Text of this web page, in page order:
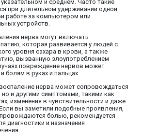
и среднем. Часто такие
при длительном удерживании одной
работе за компьютером или
устройств.
нерва могут включать
которая развивается у людей с
уровня сахара в крови, а также
вызванную злоупотреблением
повреждение нервов может
болям в руках и пальцах.
нерва может сопровождаться
и другими симптомами, такими как
изменения в чувствительности и даже
вы заметили подобные проявления,
болью, рекомендуется
диагностики и назначения